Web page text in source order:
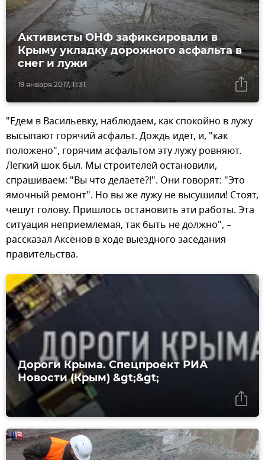
19 января 2017, 11:31
Активисты ОНФ зафиксировали в
Крыму укладку дорожного асфальта в
снег и лужи
"Едем в Васильевку, наблюдаем, как спокойно в лужу
высыпают горячий асфальт. Дождь идет, и, "как
положено", горячим асфальтом эту лужу ровняют.
Легкий шок был. Мы строителей остановили,
спрашиваем: "Вы что делаете?!". Они говорят: "Это
ямочный ремонт". Но вы же лужу не высушили! Стоят,
чешут голову. Пришлось остановить эти работы. Эта
ситуация неприемлемая, так быть не должно", –
рассказал Аксенов в ходе выездного заседания
правительства.
Дороги Крыма. Спецпроект РИА
Новости (Крым) &gt;&gt;